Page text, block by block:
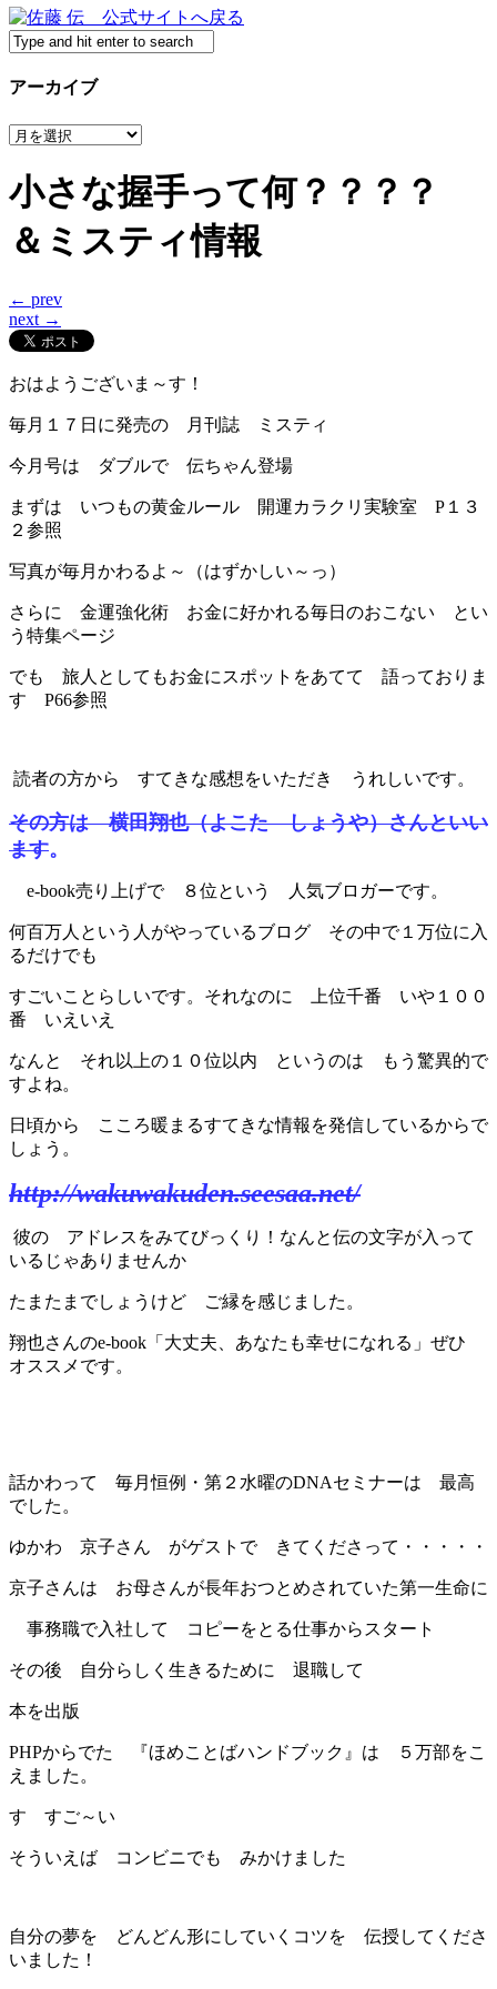
アーカイブ
ア
カ
イ
ブ
小さな握手って何？？？？
＆ミスティ情報
← prev
next →
おはようございま～す！
毎月１７日に発売の 月刊誌 ミスティ
今月号は ダブルで 伝ちゃん登場
まずは いつもの黄金ルール 開運カラクリ実験室 P１３
２参照
写真が毎月かわるよ～（はずかしい～っ）
さらに 金運強化術 お金に好かれる毎日のおこない とい
う特集ページ
でも 旅人としてもお金にスポットをあてて 語っておりま
す P66参照
読者の方から すてきな感想をいただき うれしいです。
その方は 横田翔也（よこた しょうや）さんといい
ます。
e-book売り上げで ８位という 人気ブロガーです。
何百万人という人がやっているブログ その中で１万位に入
るだけでも
すごいことらしいです。それなのに 上位千番 いや１００
番 いえいえ
なんと それ以上の１０位以内 というのは もう驚異的で
すよね。
日頃から こころ暖まるすてきな情報を発信しているからで
しょう。
http://wakuwakuden.seesaa.net/
彼の アドレスをみてびっくり！なんと伝の文字が入って
いるじゃありませんか
たまたまでしょうけど ご縁を感じました。
翔也さんのe-book「大丈夫、あなたも幸せになれる」ぜひ
オススメです。
話かわって 毎月恒例・第２水曜のDNAセミナーは 最高
でした。
ゆかわ 京子さん がゲストで きてくださって・・・・・
京子さんは お母さんが長年おつとめされていた第一生命に
事務職で入社して コピーをとる仕事からスタート
その後 自分らしく生きるために 退職して
本を出版
PHPからでた 『ほめことばハンドブック』は ５万部をこ
えました。
す すご～い
そういえば コンビニでも みかけました
自分の夢を どんどん形にしていくコツを 伝授してくださ
いました！